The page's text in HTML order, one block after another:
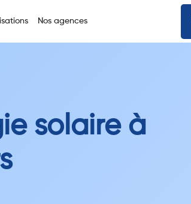
Nos agences
solaire à